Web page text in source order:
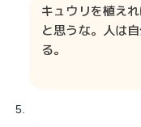
キュウリを植え
と思うな。人は
る。